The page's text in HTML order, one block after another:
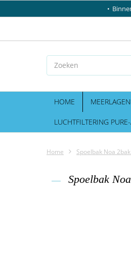
HOME
LUCHTFILTERING
Home Spoelbak Noa
Spoelbak